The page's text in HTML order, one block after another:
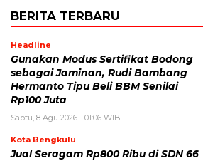
BERITA TERBARU
Headline
Gunakan Modus Sertifikat Bodong
sebagai Jaminan, Rudi Bambang
Hermanto Tipu Beli BBM Senilai
Rp100 Juta
Sabtu, 8 Agu 2026 - 01:06 WIB
Kota Bengkulu
Jual Seragam Rp800 Ribu di SDN 66